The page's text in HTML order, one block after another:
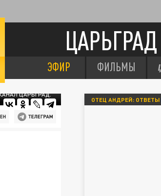
ЦАРЬГРАД
ЭФИР ФИЛЬМЫ
ЦАРЬГРАД.
ОТЕЦ АНДРЕЙ: ОТВЕТЫ